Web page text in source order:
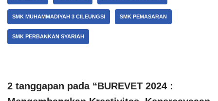
SMK MUHAMMADIYAH 3 CILEUNGSI SMK PEMASARAN
SMK PERBANKAN SYARIAH
2 tanggapan pada “BUREVET 2024 :